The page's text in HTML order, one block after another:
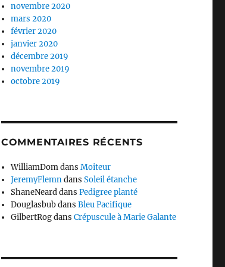
novembre 2020
mars 2020
février 2020
janvier 2020
décembre 2019
novembre 2019
octobre 2019
COMMENTAIRES RÉCENTS
WilliamDomdansMoiteur
JeremyFlemndansSoleil étanche
ShaneNearddansPedigree planté
DouglasbubdansBleu Pacifique
GilbertRogdansCrépuscule à Marie Galante